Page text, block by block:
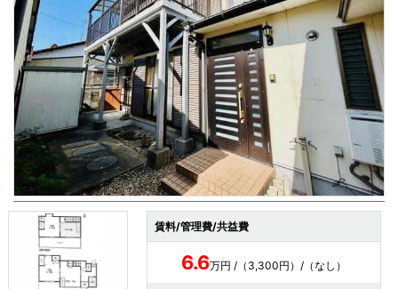
賃料/管理費/共益費
6.6万円 /（3,300円）/（なし）